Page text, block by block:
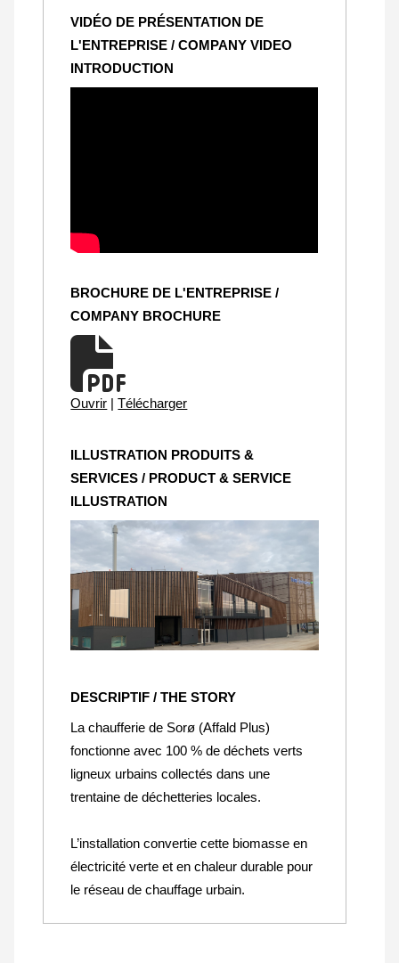
VIDÉO DE PRÉSENTATION DE
L'ENTREPRISE / COMPANY VIDEO
INTRODUCTION
BROCHURE DE L'ENTREPRISE /
COMPANY BROCHURE
Ouvrir | Télécharger
ILLUSTRATION PRODUITS &
SERVICES / PRODUCT & SERVICE
ILLUSTRATION
DESCRIPTIF / THE STORY
La chaufferie de Sorø (Affald Plus)
fonctionne avec 100 % de déchets verts
ligneux urbains collectés dans une
trentaine de déchetteries locales.
L’installation convertie cette biomasse en
électricité verte et en chaleur durable pour
le réseau de chauffage urbain.